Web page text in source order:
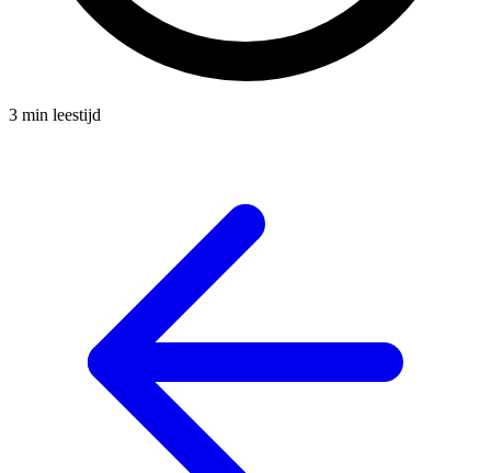
3 min leestijd